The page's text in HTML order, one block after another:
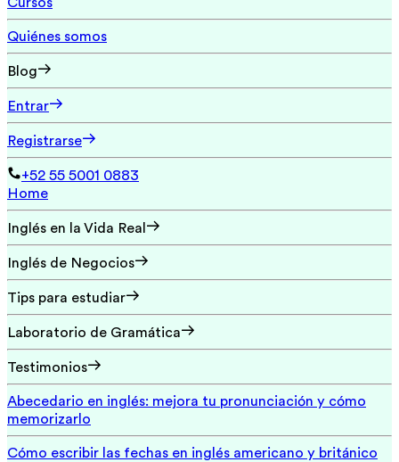
Quiénes somos
Blog
Entrar
Registrarse
+52 55 5001 0883
Home
Inglés en la Vida Real
Inglés de Negocios
Tips para estudiar
Laboratorio de Gramática
Testimonios
Abecedario en inglés: mejora tu pronunciación y cómo
memorizarlo
Cómo escribir las fechas en inglés americano y británico